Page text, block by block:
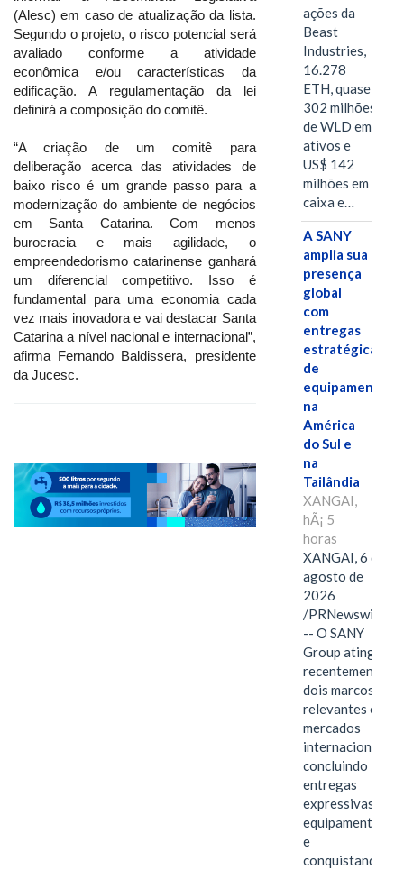
(Alesc) em caso de atualização da lista.
Segundo o projeto, o risco potencial será
avaliado conforme a atividade
econômica e/ou características da
edificação. A regulamentação da lei
definirá a composição do comitê.
“A criação de um comitê para
deliberação acerca das atividades de
baixo risco é um grande passo para a
modernização do ambiente de negócios
em Santa Catarina. Com menos
burocracia e mais agilidade, o
empreendedorismo catarinense ganhará
um diferencial competitivo. Isso é
fundamental para uma economia cada
vez mais inovadora e vai destacar Santa
Catarina a nível nacional e internacional”,
afirma Fernando Baldissera, presidente
da Jucesc.
ações da
Beast
Industries,
16.278
ETH, quase
302 milhões
de WLD em
ativos e
US$ 142
milhões em
caixa e…
A SANY
amplia sua
presença
global
com
entregas
estratégicas
de
equipamentos
na
América
do Sul e
na
Tailândia
XANGAI,
hÃ¡ 5
horas
XANGAI, 6 de
agosto de
2026
/PRNewswire/
-- O SANY
Group atingiu
recentemente
dois marcos
relevantes em
mercados
internacionais,
concluindo
entregas
expressivas de
equipamentos
e
conquistando